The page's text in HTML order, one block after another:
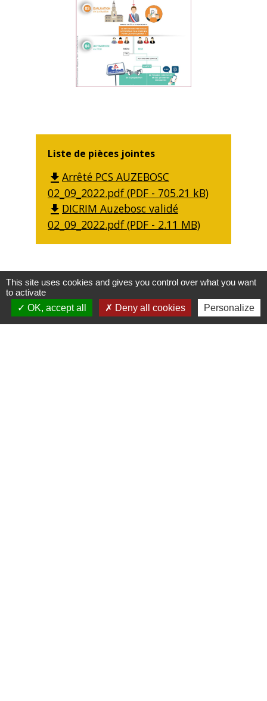
Liste de pièces jointes
file_download Arrêté PCS AUZEBOSC
02_09_2022.pdf (PDF - 705.21 kB)
file_download DICRIM Auzebosc validé
02_09_2022.pdf (PDF - 2.11 MB)
This site uses cookies and gives you control over what you want
to activate
OK, accept all
Deny all cookies Personalize